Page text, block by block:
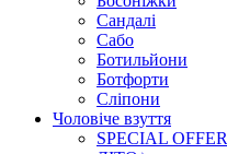
Сандалі
Сабо
Ботильйони
Ботфорти
Сліпони
Чоловіче взуття
SPECIAL OFFER